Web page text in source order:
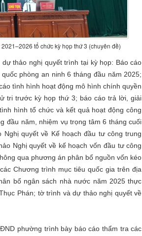
tổ chức kỳ họp thứ 3 (chuyên đề)
thảo nghị quyết trình tại kỳ họp: Báo cáo
phòng an ninh 6 tháng đầu năm 2025;
tình hình hoạt động mô hình chính quyền
tri trước kỳ họp thứ 3; báo cáo trả lời, giải
hình tổ chức và kết quả hoạt động công
đầu năm, nhiệm vụ trọng tâm 6 tháng cuối
quyết về Kế hoạch đầu tư công trung
Nghị quyết về kế hoạch vốn đầu tư công
qua phương án phân bổ nguồn vốn kéo
Chương trình mục tiêu quốc gia trên địa
bổ ngân sách nhà nước năm 2025 thực
Phán; tờ trình và dự thảo nghị quyết về
phường trình bày báo cáo thẩm tra các